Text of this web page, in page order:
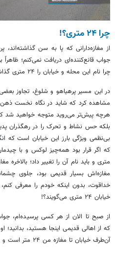
چرا ۲۴ متری؟!
از مغازه‌دارانی که پا به سن
جواب قانع‌کننده‌ای دریافت نمی‌کنم؛
چرا نام این محله و خیابان را ۲۴ متری گذاشته‌اند؟!
در این مسیر پرهیاهو و شلوغ، تجاوز
مشاهده کرد که شاید در نگاه نخست ذهن
هرچه پیش‌تر می‌روید متوجه خواهید شد
بلکه حس نشاط و تحرک را در رهگذران
متری و باید نام آن را تغییر داد؛
مغازه‌اش بسیار قدیمی بود، جلوی
خداقوت، بدون اینکه خودم را معرفی
خیابان ۲۴ متری می‌گویند؟!
از صبح تا الان از هر کسی پرسیده‌ام،
که از اهالی قدیمی اینجا هستید،
آن‌طرف خیابان تا مغازه من ۲۴ متر است و می‌خندد.